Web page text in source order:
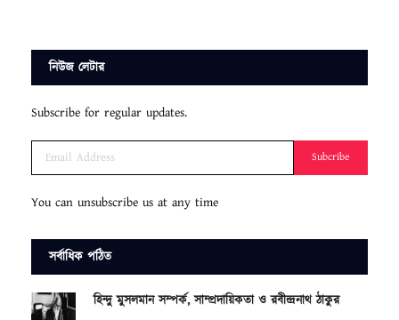
নিউজ লেটার
Subscribe for regular updates.
Subcribe
You can unsubscribe us at any time
সর্বাধিক পঠিত
হিন্দু মুসলমান সম্পর্ক, সাম্প্রদায়িকতা ও রবীন্দ্রনাথ ঠাকুর